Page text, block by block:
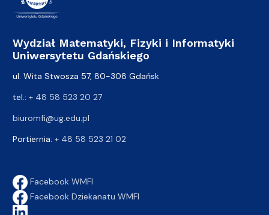
Wydział Matematyki, Fizyki i Informatyki
Uniwersytetu Gdańskiego
ul. Wita Stwosza 57, 80-308 Gdańsk
tel.: + 48 58 523 20 27
biuromfi@ug.edu.pl
Portiernia: + 48 58 523 21 02
Facebook WMFI
Facebook Dziekanatu WMFI